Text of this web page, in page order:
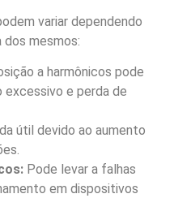
variar dependendo
mesmos:
a harmônicos pode
e perda de
útil devido ao aumento
Pode levar a falhas
em dispositivos